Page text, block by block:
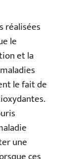
réalisées
le
et la
le fait de
une